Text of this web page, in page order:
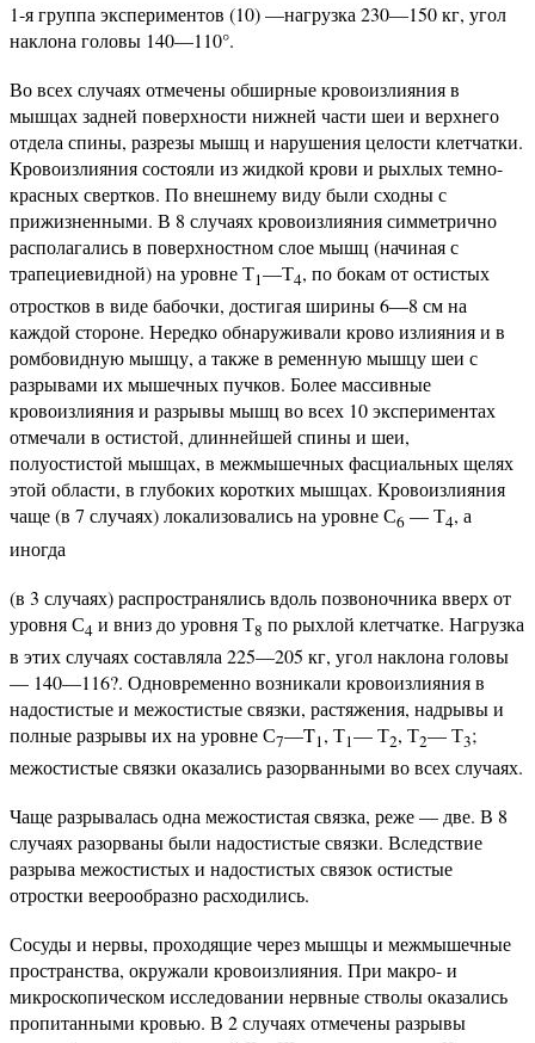
1-я группа экспериментов (10) —нагрузка 230—150 кг, угол
наклона головы 140—110°.
Во всех случаях отмечены обширные кровоизлияния в
мышцах задней поверхности нижней части шеи и верхнего
отдела спины, разрезы мышц и нарушения целости клетчатки.
Кровоизлияния состояли из жидкой крови и рыхлых темно-
красных свертков. По внешнему виду были сходны с
прижизненными. В 8 случаях кровоизлияния симметрично
располагались в поверхностном слое мышц (начиная с
трапециевидной) на уровне Т1—Т4, по бокам от остистых
отростков в виде бабочки, достигая ширины 6—8 см на
каждой стороне. Нередко обнаруживали крово излияния и в
ромбовидную мышцу, а также в ременную мышцу шеи с
разрывами их мышечных пучков. Более массивные
кровоизлияния и разрывы мышц во всех 10 экспериментах
отмечали в остистой, длиннейшей спины и шеи,
полуостистой мышцах, в межмышечных фасциальных щелях
этой области, в глубоких коротких мышцах. Кровоизлияния
чаще (в 7 случаях) локализовались на уровне С6 — Т4, а
иногда
(в 3 случаях) распространялись вдоль позвоночника вверх от
уровня С4 и вниз до уровня Т8 по рыхлой клетчатке. Нагрузка
в этих случаях составляла 225—205 кг, угол наклона головы
— 140—116?. Одновременно возникали кровоизлияния в
надостистые и межостистые связки, растяжения, надрывы и
полные разрывы их на уровне С7—T1, Т1— Т2, Т2— Т3;
межостистые связки оказались разорванными во всех случаях.
Чаще разрывалась одна межостистая связка, реже — две. В 8
случаях разорваны были надостистые связки. Вследствие
разрыва межостистых и надостистых связок остистые
отростки веерообразно расходились.
Сосуды и нервы, проходящие через мышцы и межмышечные
пространства, окружали кровоизлияния. При макро- и
микроскопическом исследовании нервные стволы оказались
пропитанными кровью. В 2 случаях отмечены разрывы